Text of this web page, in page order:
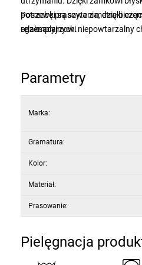
potrzebę prasowania, dzięki
relaksacyjnych.
Poszewki są szyte z metra
egzemplarzowi niepowtarzalny
Parametry
Marka:
Gramatura:
Kolor:
Materiał:
Prasowanie:
Pielęgnacja